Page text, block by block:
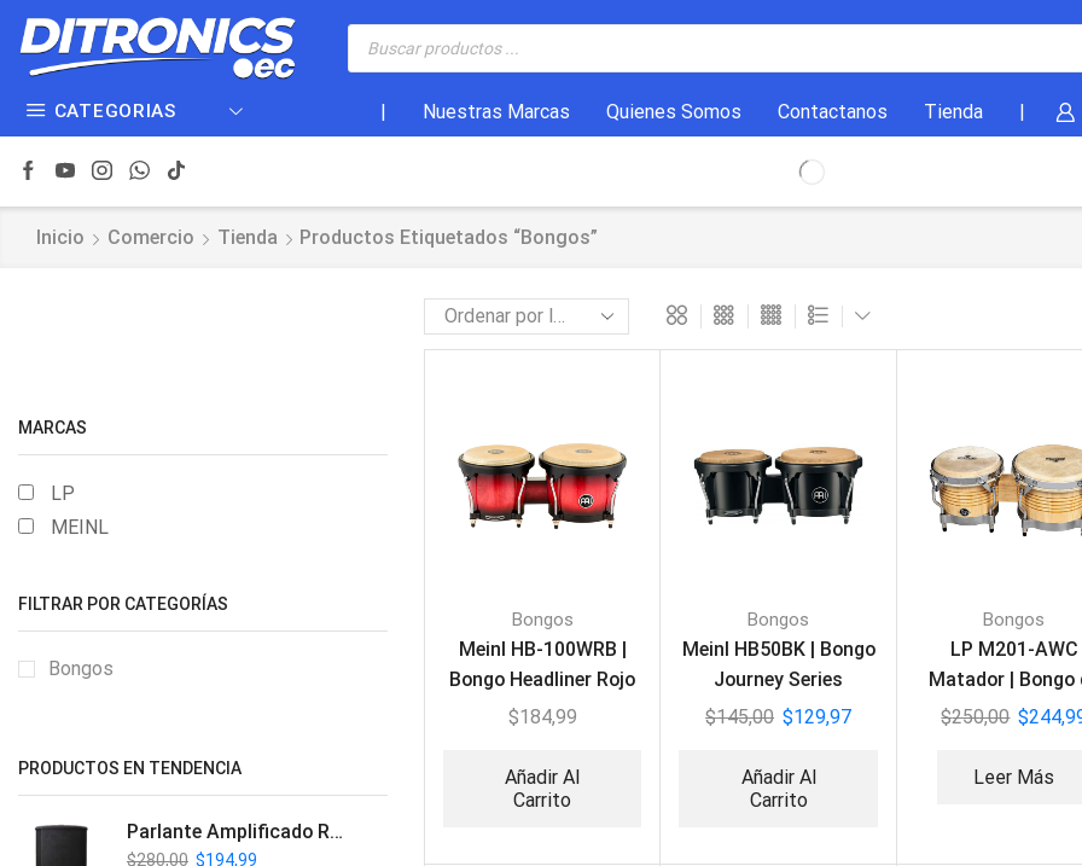
CATEGORIAS Nuestras Marcas Quienes Somos Contactanos Tienda
Inicio Comercio Tienda Productos Etiquetados “Bongos”
Bongos
Meinl HB-100WRB |
Bongo Headliner Rojo
Vino burst
$184,99
Añadir Al
Carrito
Bongos
Meinl HB50BK | Bongo
Journey Series
$145,00 $129,97
Añadir Al
Carrito
Bongos
LP M201-AWC
Matador | Bongo
madera
$250,00 $
Leer Más
MARCAS
LP
MEINL
FILTRAR POR CATEGORÍAS
Bongos
PRODUCTOS EN TENDENCIA
Parlante Amplificado Recargable BT | Italy Audio ITL-PRO11
$280,00 $194,99